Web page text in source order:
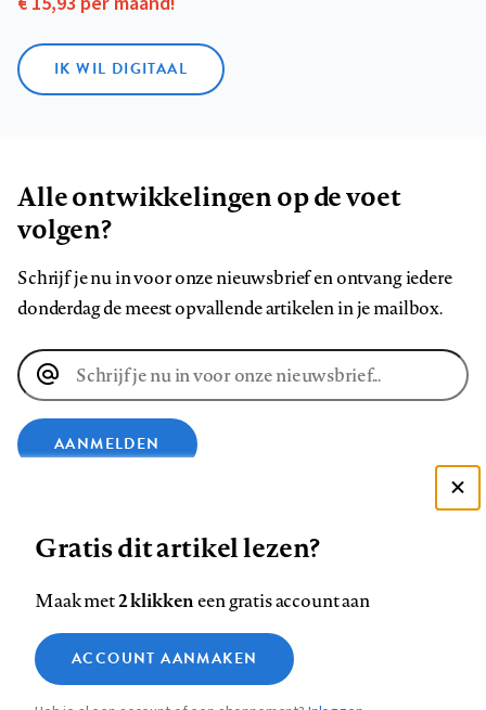
IK WIL DIGITAAL
Alle ontwikkelingen op de voet
volgen?
Schrijf je nu in voor onze nieuwsbrief en ontvang iedere
donderdag de meest opvallende artikelen in je mailbox.
E-
mailadres
AANMELDEN
op
Facebook
op
LinkedIn
op
Bluesky
ons
op
InstagramYouTube
Footer
Contact Colofon Disclaimer Privacy
Medische vragen verdienen
betrouwbare antwoorden
Zie onze cookie policy
Analytische cookies
Gratis dit artikel lezen?
Maak met2 klikkeneen gratis account aan
ACCOUNT AANMAKEN